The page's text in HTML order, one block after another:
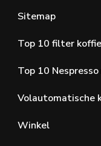
Sitemap
Top 10 filter
Top 10
Volautomatische
Winkel